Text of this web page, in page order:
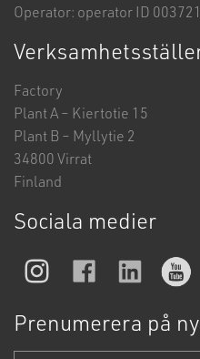
Operator: operator ID
Factory
Plant A – Kiertotie 15
Plant B – Myllytie 2
34800 Virrat
Finland
Sociala medier
Prenumerera på